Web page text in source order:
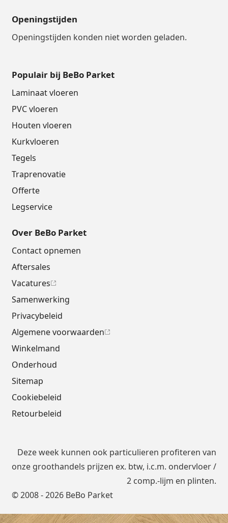
Openingstijden
Openingstijden konden niet worden geladen.
Populair bij BeBo Parket
Laminaat vloeren
PVC vloeren
Houten vloeren
Kurkvloeren
Tegels
Traprenovatie
Offerte
Legservice
Over BeBo Parket
Contact opnemen
Aftersales
Vacatures
Samenwerking
Privacybeleid
Algemene voorwaarden
Winkelmand
Onderhoud
Sitemap
Cookiebeleid
Retourbeleid
© 2008 - 2026 BeBo Parket
Deze week kunnen ook particulieren profiteren van
onze groothandels prijzen ex. btw, i.c.m. ondervloer/
2 comp.-lijm en plinten.